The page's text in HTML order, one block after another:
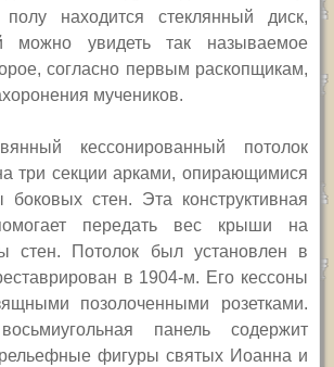
находится стеклянный диск,
можно увидеть так называемое
согласно первым раскопщикам,
мучеников.
кессонированный потолок
три секции арками, опирающимися
стен. Эта конструктивная
передать вес крыши на
стен. Потолок был установлен в
в 1904-м. Его кессоны
позолоченными розетками.
панель содержит
фигуры святых Иоанна и